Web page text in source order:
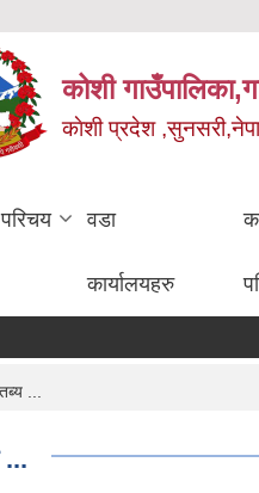
कोशी
काेशी प्रदेश
परिचय वडा
कार्यालयहरु
...
...